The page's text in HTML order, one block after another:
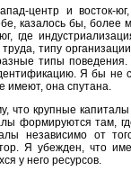
центр и восток-
казалось бы,
где
типу
типы
Я бы не
имеют, она спутана.
что крупные
формируются там,
независимо от
Я убежден, что
у него ресурсов.